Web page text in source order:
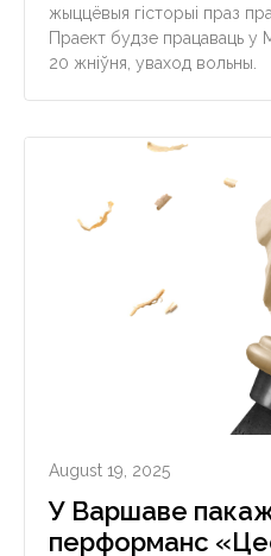
жыццёвыя гісторыі праз
Праект будзе працаваць у
20 жніўня, уваход вольны.
August 19, 2025
У Варшаве
перформанс